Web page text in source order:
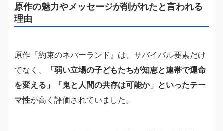
原作の魅力やメッセージが削がれたと言われる
理由
原作『約束のネバーランド』は、サバイバル要素だけ
でなく、
「弱い立場の子どもたちが知恵と連帯で運命
を変える」「鬼と人間の共存は可能か」といったテー
マ性が高く評価されていました。